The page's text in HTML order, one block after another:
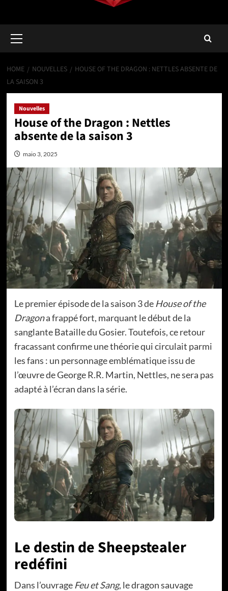
Menu
HOME NOUVELLES
HOUSE OF THE DRAGON : NETTLES ABSENTE DE
LA SAISON 3
Nouvelles
House of the Dragon : Nettles
absente de la saison 3
maio 3, 2025
Le premier épisode de la saison 3 de House of the
Dragona frappé fort, marquant le début de la
sanglante Bataille du Gosier. Toutefois, ce retour
fracassant confirme une théorie qui circulait parmi
les fans : un personnage emblématique issu de
l’œuvre de George R.R. Martin, Nettles, ne sera pas
adapté à l’écran dans la série.
Le destin de Sheepstealer
redéfini
Dans l’ouvrage Feu et Sang, le dragon sauvage